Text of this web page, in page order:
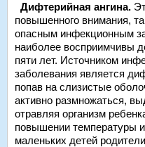
Дифтерийная ангина.
повышенного внимания,
опасным инфекционным
наиболее восприимчивы
пяти лет. Источником
заболевания является
попав на слизистые
активно размножаться,
отравляя организм
повышении температуры
маленьких детей